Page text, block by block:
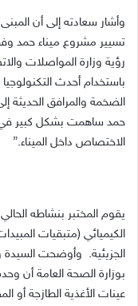
وأشار سعادته إلى أن
تسيير مشروع ميناء حمد
رؤية وزارة المواصلات
باستخدام أحدث
الضخمة والمرافق الحديثة
حمد ساهمت بشكل كبير في
الاختصاص داخل الميناء.”
يقوم المختبر بنشاطه
الكيميائي (متبقيات
الجزيئية. وأوضحت السيدة
بوزارة الصحة العامة أن
عينات الأغذية الطازجة أو